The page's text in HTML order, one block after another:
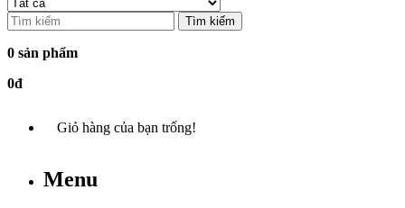
Tìm kiếm
0 sản phẩm
0đ
Giỏ hàng của bạn trống!
Menu